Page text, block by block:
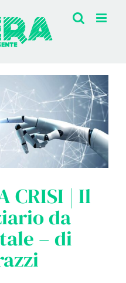
CRISI | Il
da
– di